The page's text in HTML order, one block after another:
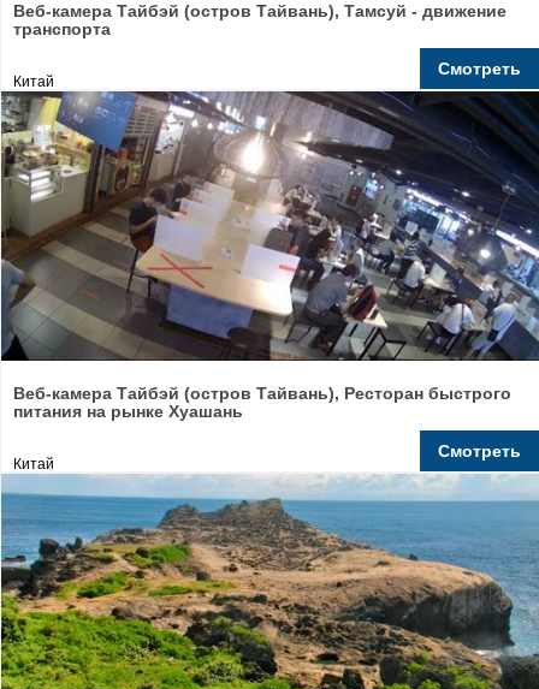
Веб-камера Тайбэй (остров Тайвань), Тамсуй - движение
транспорта
Китай
Смотреть
Веб-камера Тайбэй (остров Тайвань), Ресторан быстрого
питания на рынке Хуашань
Китай
Смотреть